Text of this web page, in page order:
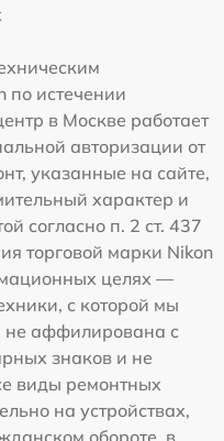
по истечении
в Москве работает
авторизации от
указанные на сайте,
характер и
согласно п. 2 ст. 437
торговой марки Nikon
целях —
с которой мы
не аффилирована с
знаков и не
виды ремонтных
на устройствах,
обороте, в